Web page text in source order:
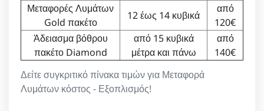
Δείτε συγκριτικό πίνακα τιμών για Μεταφορά
Λυμάτων κόστος - Εξοπλισμός!
Μεταφορές Λυμάτων
Gold πακέτο
12 έως 14 κυβικά
από
120€
Άδειασμα βόθρου
πακέτο Diamond
από 15 κυβικά
μέτρα και πάνω
από
140€